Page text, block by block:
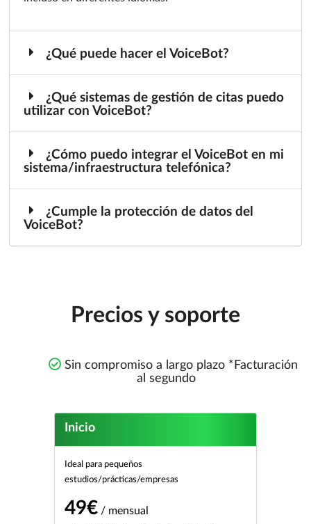
¿Qué puede hacer el VoiceBot?
¿Qué sistemas de gestión de citas puedo
utilizar con VoiceBot?
¿Cómo puedo integrar el VoiceBot en mi
sistema/infraestructura telefónica?
¿Cumple la protección de datos del
VoiceBot?
Precios y soporte
Sin compromiso a largo plazo *Facturación
al segundo
Inicio
Ideal para pequeños
estudios/prácticas/empresas
49€ / mensual